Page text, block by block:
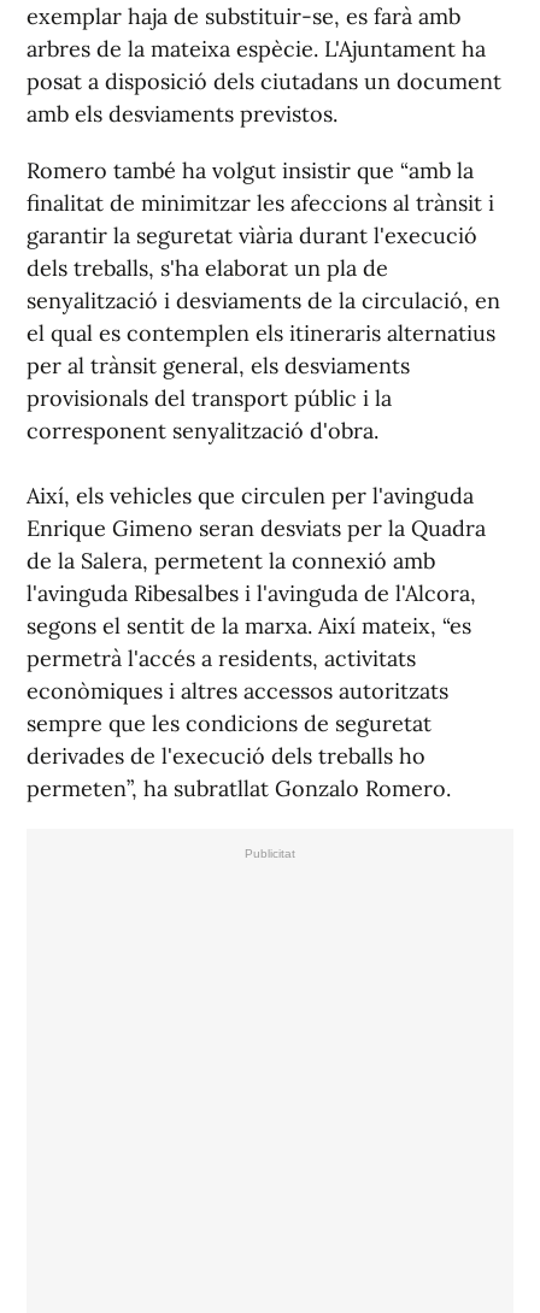
exemplar haja de substituir-se, es farà amb
arbres de la mateixa espècie. L'Ajuntament ha
posat a disposició dels ciutadans un document
amb els desviaments previstos.
Romero també ha volgut insistir que “amb la
finalitat de minimitzar les afeccions al trànsit i
garantir la seguretat viària durant l'execució
dels treballs, s'ha elaborat un pla de
senyalització i desviaments de la circulació, en
el qual es contemplen els itineraris alternatius
per al trànsit general, els desviaments
provisionals del transport públic i la
corresponent senyalització d'obra.
Així, els vehicles que circulen per l'avinguda
Enrique Gimeno seran desviats per la Quadra
de la Salera, permetent la connexió amb
l'avinguda Ribesalbes i l'avinguda de l'Alcora,
segons el sentit de la marxa. Així mateix, “es
permetrà l'accés a residents, activitats
econòmiques i altres accessos autoritzats
sempre que les condicions de seguretat
derivades de l'execució dels treballs ho
permeten”, ha subratllat Gonzalo Romero.